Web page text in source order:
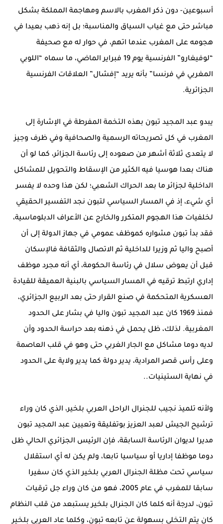
أسبوعين- دون ذكر المغرب بالاسم ومهاجمة المملكة بشكل
مباشر حتى مع غياب السياق والمناسبة؛ بل إنه ذهب بعيدا في
هجومه على المغرب عندما اتهم، في حوار له مع صحيفة
“لوفيغارو” الفرنسية يوم 19 فبراير الماضي، ما سماه “اللوبي
المغربي في فرنسا” بأنه يريد “إفشال” العلاقات الفرنسية
الجزائرية.
يبدو عبد المجيد تبون بهذه التخمة المفرطة في الإشارة إلى
المغرب في كل تصريحاته الرسمية والصحافية وفي ظرف وجيز
لا يتعدى ثلاثة أشهر من صعوده إلى رئاسة الجزائر، كما لو أن
هناك بعدا هوسيا فيه الكثير من الإسقاط والتحويل للمشاكل
الداخلية لجزائر ما بعد الحراك الشعبي؛ لكن هذا وحده لا يفسر
أي شيء، إذ في المسار السياسي لتبون نجد التفسير الحقيقي
لخلفيات هذا الهجوم المتكرر والخارج عن الأعراف الدبلوماسية،
فقد بدأ تبون مشواره كموظف عمومي في جهاز الدولة إلى أن
أصبح واليا ثم وزيرا للداخلية ثم الاتصال والثقافة فالإسكان
قبل أن يعوض سلال في رئاسة الحكومة، أي أنه مجرد موظف
إداري ارتبط ترقيه في المسار السياسي بالبنية العميقة للقيادة
العسكرية المتحكمة في صنع القرار حتى بعد الربيع الجزائري،
فمنذ 1969 كان عبد المجيد تبون واليا في بشار على الحدود
المغربية. لذلك، ظل يحمل في ذهنه بعد حراسة الحدود وأن
لديه دوما مشاكل مع الجار الغربي حتى وهو في قلب العاصمة
وعلى رأس قصر المرادية، يدير دولة كما يدير ولاية على الحدود
في نهاية الستينيات..
ولأنه تلميذ نجيب للجنرال الراحل العربي بلخير، الذي كان وراء
ترشيح الجيش لعبد العزيز بوتفليقة وتعيين عبد المجيد تبون
مديرا لديوان الرئاسة السابقة، فإن الرئيس الجزائري الحالي ظل
دوما موظفا إداريا أو سياسيا تابعا، ولم يكن له أي استقلال
سياسي تحت مظلة الجنرال العربي بلخير الذي كان سفيرا
سابقا للمغرب في عام 2005، فهو من كان وراء جل ترقيات
تبون، لدرجة أنه كلما كان الجنرال بلخير يستبعد من قلب النظام
كان يتم التخلي بسهولة عن تابعه تبون، وكلما عاد العربي بلخير